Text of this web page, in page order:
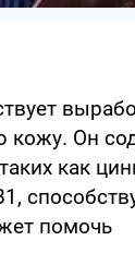
кожу. Он
как
помочь